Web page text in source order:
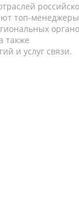
топ-
также
и услуг связи.